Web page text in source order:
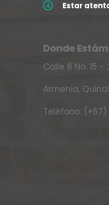
Estar
Donde
Calle 8 No. 15 -
Armenia,
Teléfono: (+57)